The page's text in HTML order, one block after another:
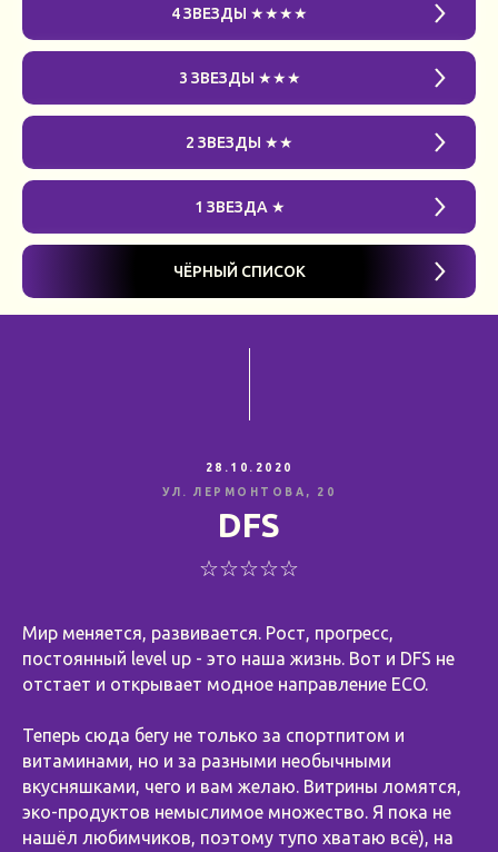
4 ЗВЕЗДЫ ★★★★
3 ЗВЕЗДЫ ★★★
2 ЗВЕЗДЫ ★★
1 ЗВЕЗДА ★
ЧЁРНЫЙ СПИСОК
28.10.2020
УЛ. ЛЕРМОНТОВА, 20
DFS
☆☆☆☆☆
Мир меняется, развивается. Рост, прогресс,
постоянный level up - это наша жизнь. Вот и DFS не
отстает и открывает модное направление ECO.
Теперь сюда бегу не только за спортпитом и
витаминами, но и за разными необычными
вкусняшками, чего и вам желаю. Витрины ломятся,
эко-продуктов немыслимое множество. Я пока не
нашёл любимчиков, поэтому тупо хватаю всё), на